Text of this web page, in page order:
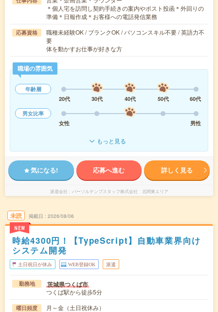
＊個人宅を訪問し契約手続きの案内やポスト投函＊外回りの
準備＊日報作成＊お客様への電話発信業務
応募資格
職種未経験OK / ブランクOK / パソコンスキル不要 / 英語力不
要
体を動かすお仕事が好きな方
職場の雰囲気
年齢層
20代
30代 40代 50代
60代
男女比率
女性
男性
もっと見る
気になる! 応募へ進む 詳しく見る
派遣会社 パーソルテンプスタッフ株式会社 北関東エリア
未読
NEW
掲載日 2026/08/06
時給4300円！【TypeScript】自動車業界向け
システム開発
土日祝日が休み WEB登録OK 派遣
勤務地 茨城県つくば市
つくば駅から徒歩5分
曜日頻度 月～金（土日祝休み）